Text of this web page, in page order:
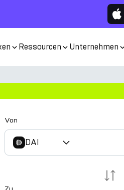
Ressourcen Unternehmen
Von
DAI